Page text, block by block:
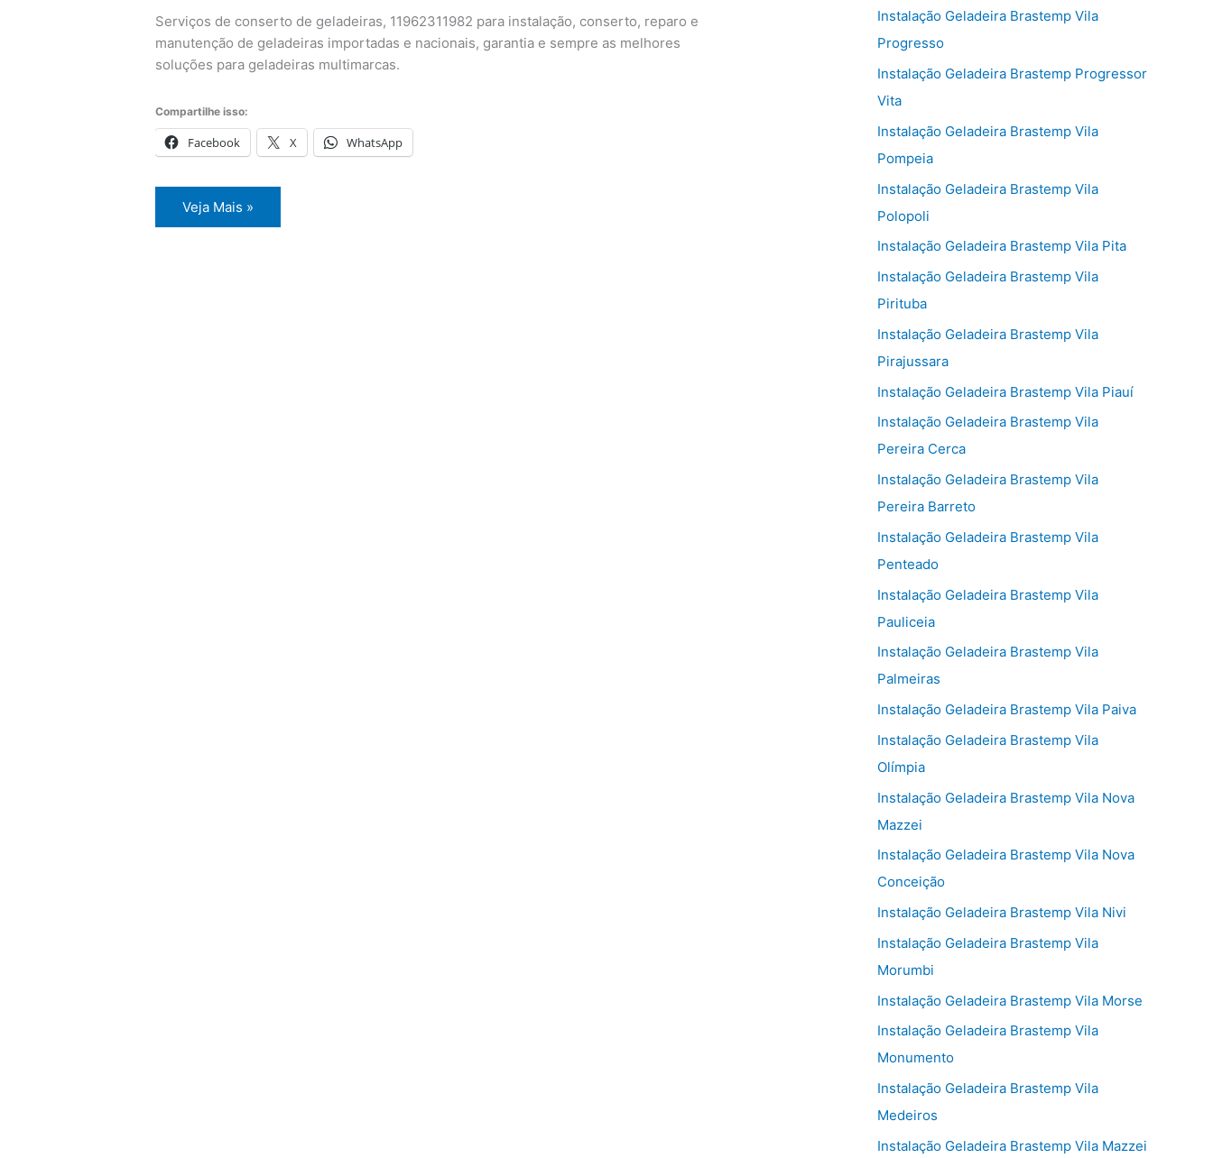
Serviços de conserto de geladeiras, 11962311982 para instalação, conserto, reparo e
manutenção de geladeiras importadas e nacionais, garantia e sempre as melhores
soluções para geladeiras multimarcas.
Compartilhe isso:
Facebook X WhatsApp
Serviços
de
conserto
Veja Mais »
Instalação Geladeira Brastemp Vila
Progresso
Instalação Geladeira Brastemp Progressor
Vita
Instalação Geladeira Brastemp Vila
Pompeia
Instalação Geladeira Brastemp Vila
Polopoli
Instalação Geladeira Brastemp Vila Pita
Instalação Geladeira Brastemp Vila
Pirituba
Instalação Geladeira Brastemp Vila
Pirajussara
Instalação Geladeira Brastemp Vila Piauí
Instalação Geladeira Brastemp Vila
Pereira Cerca
Instalação Geladeira Brastemp Vila
Pereira Barreto
Instalação Geladeira Brastemp Vila
Penteado
Instalação Geladeira Brastemp Vila
Pauliceia
Instalação Geladeira Brastemp Vila
Palmeiras
Instalação Geladeira Brastemp Vila Paiva
Instalação Geladeira Brastemp Vila
Olímpia
Instalação Geladeira Brastemp Vila Nova
Mazzei
Instalação Geladeira Brastemp Vila Nova
Conceição
Instalação Geladeira Brastemp Vila Nivi
Instalação Geladeira Brastemp Vila
Morumbi
Instalação Geladeira Brastemp Vila Morse
Instalação Geladeira Brastemp Vila
Monumento
Instalação Geladeira Brastemp Vila
Medeiros
Instalação Geladeira Brastemp Vila Mazzei